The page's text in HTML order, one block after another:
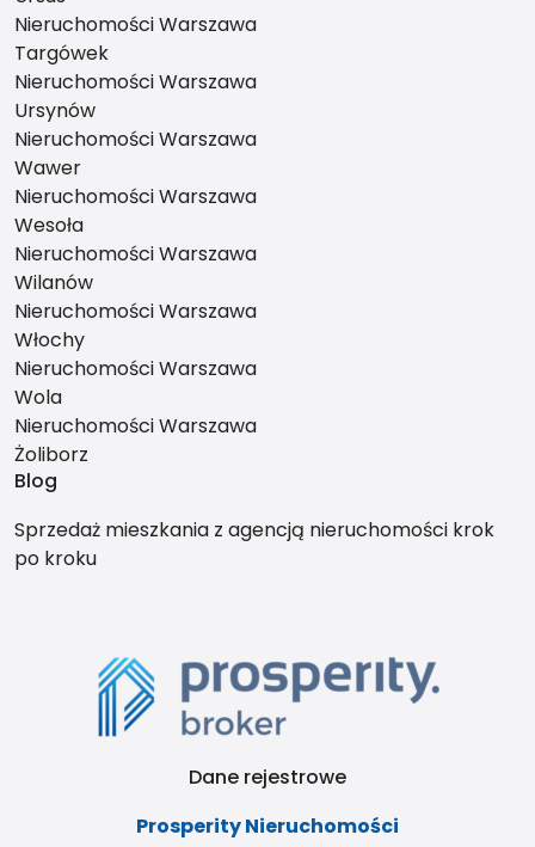
Nieruchomości Warszawa
Targówek
Nieruchomości Warszawa
Ursynów
Nieruchomości Warszawa
Wawer
Nieruchomości Warszawa
Wesoła
Nieruchomości Warszawa
Wilanów
Nieruchomości Warszawa
Włochy
Nieruchomości Warszawa
Wola
Nieruchomości Warszawa
Żoliborz
Blog
Sprzedaż mieszkania z agencją nieruchomości krok
po kroku
Dane rejestrowe
Prosperity Nieruchomości